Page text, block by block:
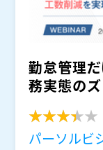
勤怠管理
務実態の
パーソルビ